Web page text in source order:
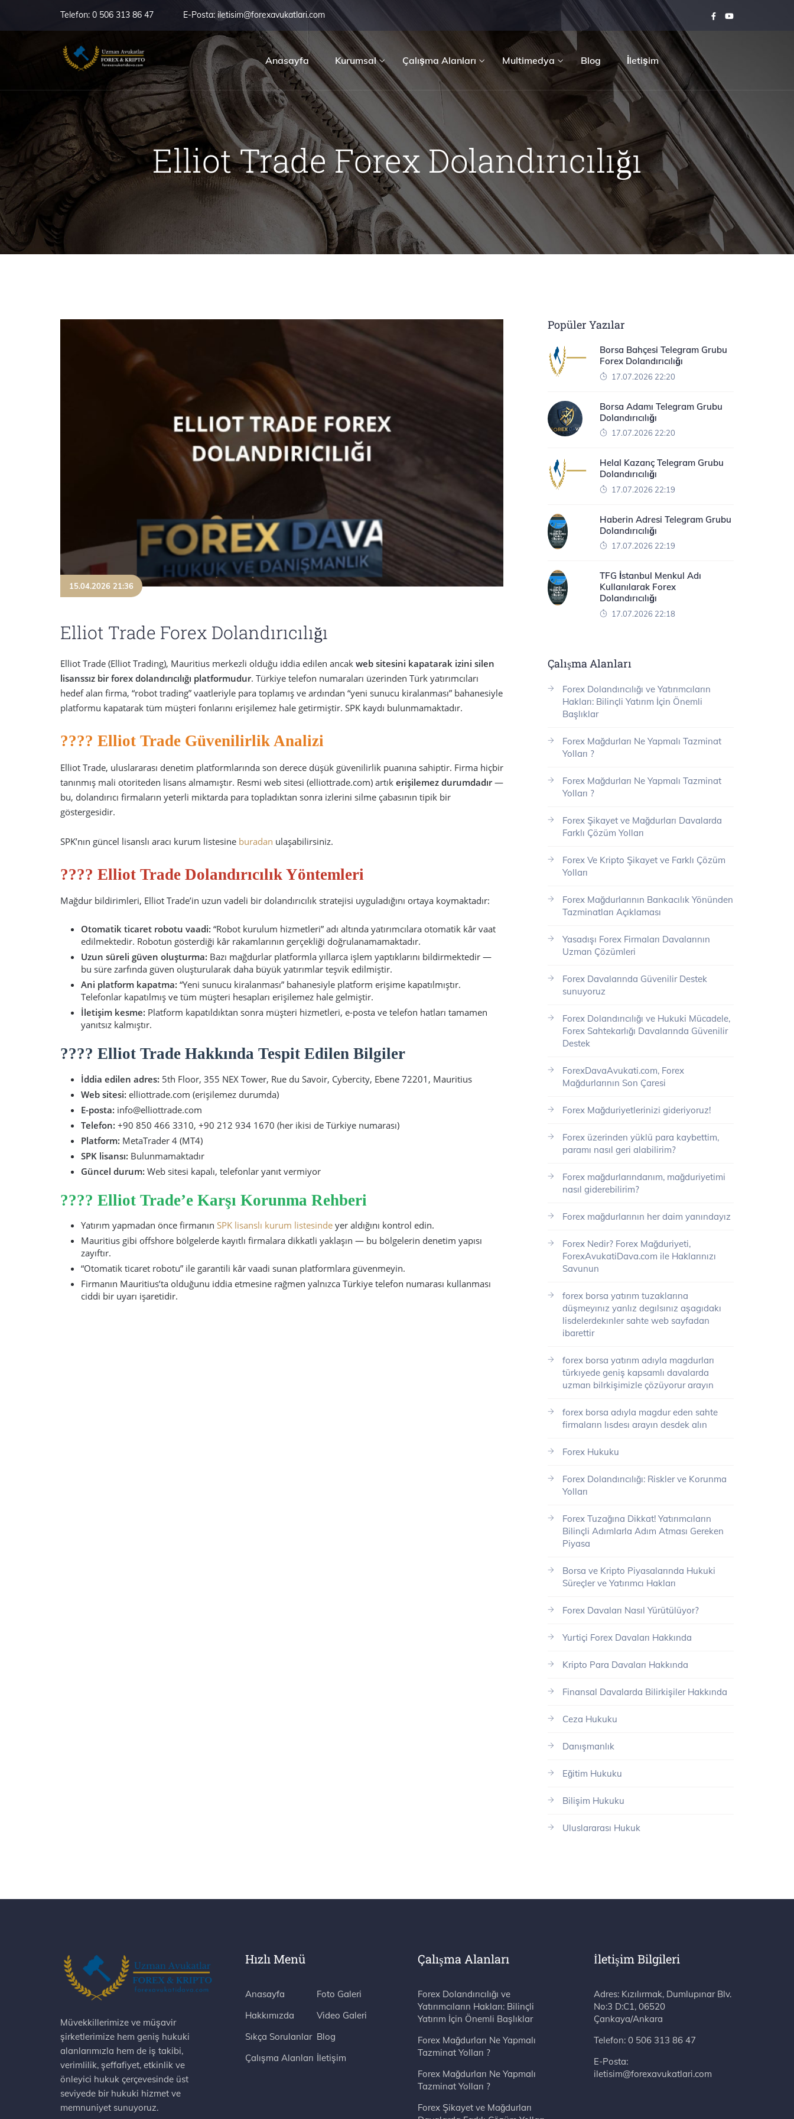
Telefon: 0 506 313 86 47 E-Posta: iletisim@forexavukatlari.com
Anasayfa Kurumsal Çalışma Alanları Multimedya Blog İletişim
Elliot Trade Forex Dolandırıcılığı
15.04.2026 21:36
Elliot Trade Forex Dolandırıcılığı
Elliot Trade (Elliot Trading), Mauritius merkezli olduğu iddia edilen ancak web sitesini kapatarak izini silen
lisanssız bir forex dolandırıcılığı platformudur. Türkiye telefon numaraları üzerinden Türk yatırımcıları
hedef alan firma, “robot trading” vaatleriyle para toplamış ve ardından “yeni sunucu kiralanması” bahanesiyle
platformu kapatarak tüm müşteri fonlarını erişilemez hale getirmiştir. SPK kaydı bulunmamaktadır.
???? Elliot Trade Güvenilirlik Analizi
Elliot Trade, uluslararası denetim platformlarında son derece düşük güvenilirlik puanına sahiptir. Firma hiçbir
tanınmış mali otoriteden lisans almamıştır. Resmi web sitesi (elliottrade.com) artık erişilemez durumdadır—
bu, dolandırıcı firmaların yeterli miktarda para topladıktan sonra izlerini silme çabasının tipik bir
göstergesidir.
SPK’nın güncel lisanslı aracı kurum listesine buradan ulaşabilirsiniz.
???? Elliot Trade Dolandırıcılık Yöntemleri
Mağdur bildirimleri, Elliot Trade’in uzun vadeli bir dolandırıcılık stratejisi uyguladığını ortaya koymaktadır:
Otomatik ticaret robotu vaadi: “Robot kurulum hizmetleri” adı altında yatırımcılara otomatik kâr vaat
edilmektedir. Robotun gösterdiği kâr rakamlarının gerçekliği doğrulanamamaktadır.
Uzun süreli güven oluşturma: Bazı mağdurlar platformla yıllarca işlem yaptıklarını bildirmektedir —
bu süre zarfında güven oluşturularak daha büyük yatırımlar teşvik edilmiştir.
Ani platform kapatma: “Yeni sunucu kiralanması” bahanesiyle platform erişime kapatılmıştır.
Telefonlar kapatılmış ve tüm müşteri hesapları erişilemez hale gelmiştir.
İletişim kesme: Platform kapatıldıktan sonra müşteri hizmetleri, e-posta ve telefon hatları tamamen
yanıtsız kalmıştır.
???? Elliot Trade Hakkında Tespit Edilen Bilgiler
İddia edilen adres: 5th Floor, 355 NEX Tower, Rue du Savoir, Cybercity, Ebene 72201, Mauritius
Web sitesi: elliottrade.com (erişilemez durumda)
E-posta: info@elliottrade.com
Telefon: +90 850 466 3310, +90 212 934 1670 (her ikisi de Türkiye numarası)
Platform: MetaTrader 4 (MT4)
SPK lisansı: Bulunmamaktadır
Güncel durum: Web sitesi kapalı, telefonlar yanıt vermiyor
????️ Elliot Trade’e Karşı Korunma Rehberi
Yatırım yapmadan önce firmanın SPK lisanslı kurum listesinde yer aldığını kontrol edin.
Mauritius gibi offshore bölgelerde kayıtlı firmalara dikkatli yaklaşın — bu bölgelerin denetim yapısı
zayıftır.
“Otomatik ticaret robotu” ile garantili kâr vaadi sunan platformlara güvenmeyin.
Firmanın Mauritius’ta olduğunu iddia etmesine rağmen yalnızca Türkiye telefon numarası kullanması
ciddi bir uyarı işaretidir.
Popüler Yazılar
Borsa Bahçesi Telegram Grubu
Forex Dolandırıcılığı
17.07.2026 22:20
Borsa Adamı Telegram Grubu
Dolandırıcılığı
17.07.2026 22:20
Helal Kazanç Telegram Grubu
Dolandırıcılığı
17.07.2026 22:19
Haberin Adresi Telegram Grubu
Dolandırıcılığı
17.07.2026 22:19
TFG İstanbul Menkul Adı
Kullanılarak Forex
Dolandırıcılığı
17.07.2026 22:18
Çalışma Alanları
Forex Dolandırıcılığı ve Yatırımcıların
Hakları: Bilinçli Yatırım İçin Önemli
Başlıklar
Forex Mağdurları Ne Yapmalı Tazminat
Yolları ?
Forex Mağdurları Ne Yapmalı Tazminat
Yolları ?
Forex Şikayet ve Mağdurları Davalarda
Farklı Çözüm Yolları
Forex Ve Kripto Şikayet ve Farklı Çözüm
Yolları
Forex Mağdurlarının Bankacılık Yönünden
Tazminatları Açıklaması
Yasadışı Forex Firmaları Davalarının
Uzman Çözümleri
Forex Davalarında Güvenilir Destek
sunuyoruz
Forex Dolandırıcılığı ve Hukuki Mücadele,
Forex Sahtekarlığı Davalarında Güvenilir
Destek
ForexDavaAvukati.com, Forex
Mağdurlarının Son Çaresi
Forex Mağduriyetlerinizi gideriyoruz!
Forex üzerinden yüklü para kaybettim,
paramı nasıl geri alabilirim?
Forex mağdurlarındanım, mağduriyetimi
nasıl giderebilirim?
Forex mağdurlarının her daim yanındayız
Forex Nedir? Forex Mağduriyeti,
ForexAvukatiDava.com ile Haklarınızı
Savunun
forex borsa yatırım tuzaklarına
düşmeyınız yanlız degılsınız aşagıdakı
lisdelerdekınler sahte web sayfadan
ibarettir
forex borsa yatırım adıyla magdurları
türkıyede geniş kapsamlı davalarda
uzman bilrkişimizle çözüyorur arayın
forex borsa adıyla magdur eden sahte
firmaların lısdesı arayın desdek alın
Forex Hukuku
Forex Dolandırıcılığı: Riskler ve Korunma
Yolları
Forex Tuzağına Dikkat! Yatırımcıların
Bilinçli Adımlarla Adım Atması Gereken
Piyasa
Borsa ve Kripto Piyasalarında Hukuki
Süreçler ve Yatırımcı Hakları
Forex Davaları Nasıl Yürütülüyor?
Yurtiçi Forex Davaları Hakkında
Kripto Para Davaları Hakkında
Finansal Davalarda Bilirkişiler Hakkında
Ceza Hukuku
Danışmanlık
Eğitim Hukuku
Bilişim Hukuku
Uluslararası Hukuk
Müvekkillerimize ve müşavir
şirketlerimize hem geniş hukuki
alanlarımızla hem de iş takibi,
verimlilik, şeffafiyet, etkinlik ve
önleyici hukuk çerçevesinde üst
seviyede bir hukuki hizmet ve
memnuniyet sunuyoruz.
Hızlı Menü
Anasayfa
Hakkımızda
Sıkça Sorulanlar
Çalışma Alanları
Foto Galeri
Video Galeri
Blog
İletişim
Çalışma Alanları
Forex Dolandırıcılığı ve
Yatırımcıların Hakları: Bilinçli
Yatırım İçin Önemli Başlıklar
Forex Mağdurları Ne Yapmalı
Tazminat Yolları ?
Forex Mağdurları Ne Yapmalı
Tazminat Yolları ?
Forex Şikayet ve Mağdurları
İletişim Bilgileri
Adres: Kızılırmak, Dumlupınar Blv. No:3 D:C1, 06520 Çankaya/Ankara
Telefon:0 506 313 86 47
E-Posta:
iletisim@forexavukatlari.com